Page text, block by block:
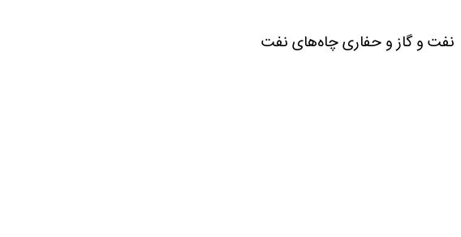
نفت و گاز و حفاری چاه‌های نفت